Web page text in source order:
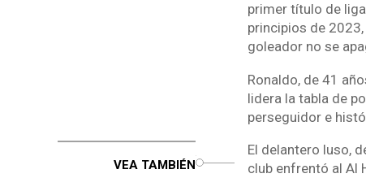
primer título de
principios de
goleador no se
Ronaldo, de 41
lidera la tabla de
perseguidor e
VEA TAMBIÉN
El delantero luso,
club enfrentó al Al